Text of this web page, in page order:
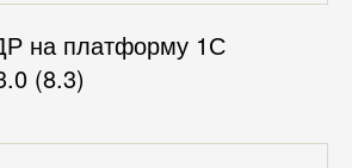
на платформу 1С
(8.3)